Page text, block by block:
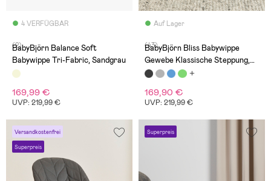
4 VERFÜGBAR
(2)
BabyBjörn Balance Soft
Babywippe Tri-Fabric, Sandgrau
169,99 €
UVP: 219,99 €
Auf Lager
(43)
BabyBjörn Bliss Babywippe
Gewebe Klassische Steppung,
Schwarz
169,90 €
UVP: 219,99 €
Versandkostenfrei
Superpreis
Superpreis